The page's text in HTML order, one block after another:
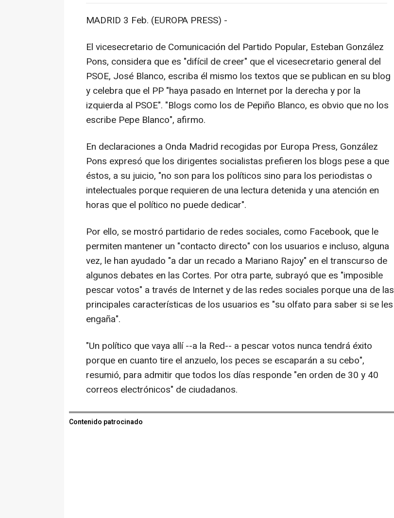
MADRID 3 Feb. (EUROPA PRESS) -
El vicesecretario de Comunicación del Partido Popular, Esteban González
Pons, considera que es "difícil de creer" que el vicesecretario general del
PSOE, José Blanco, escriba él mismo los textos que se publican en su blog
y celebra que el PP "haya pasado en Internet por la derecha y por la
izquierda al PSOE". "Blogs como los de Pepiño Blanco, es obvio que no los
escribe Pepe Blanco", afirmo.
En declaraciones a Onda Madrid recogidas por Europa Press, González
Pons expresó que los dirigentes socialistas prefieren los blogs pese a que
éstos, a su juicio, "no son para los políticos sino para los periodistas o
intelectuales porque requieren de una lectura detenida y una atención en
horas que el político no puede dedicar".
Por ello, se mostró partidario de redes sociales, como Facebook, que le
permiten mantener un "contacto directo" con los usuarios e incluso, alguna
vez, le han ayudado "a dar un recado a Mariano Rajoy" en el transcurso de
algunos debates en las Cortes. Por otra parte, subrayó que es "imposible
pescar votos" a través de Internet y de las redes sociales porque una de las
principales características de los usuarios es "su olfato para saber si se les
engaña".
"Un político que vaya allí --a la Red-- a pescar votos nunca tendrá éxito
porque en cuanto tire el anzuelo, los peces se escaparán a su cebo",
resumió, para admitir que todos los días responde "en orden de 30 y 40
correos electrónicos" de ciudadanos.
Contenido patrocinado